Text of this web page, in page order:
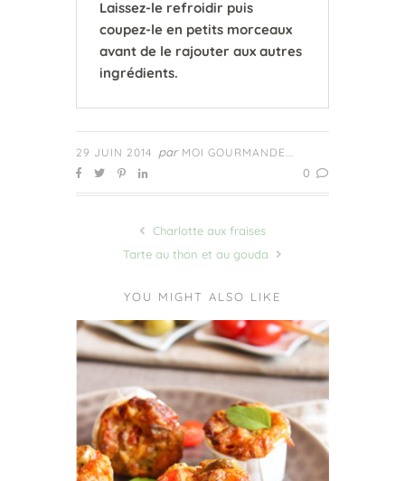
Laissez-le refroidir puis
coupez-le en petits morceaux
avant de le rajouter aux autres
ingrédients.
29 JUIN 2014 par MOI GOURMANDE...
0
Charlotte aux fraises
Tarte au thon et au gouda
YOU MIGHT ALSO LIKE